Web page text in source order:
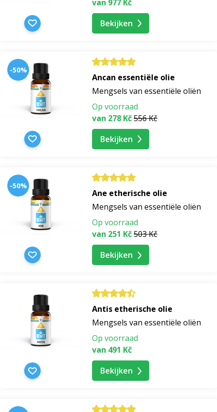
trakteer uzelf op een kop warme drank, zet de diffuser
aan met uw favoriete geur en geniet van het
van aanwezigheid
. Mogelijke ondersteuning bij –
van 977 Kč
Bekijken
-50%
Ancan essentiële olie
Mengsels van essentiële oliën
Op voorraad
van 278 Kč556 Kč
Bekijken
-50%
Ane etherische olie
Mengsels van essentiële oliën
Op voorraad
van 251 Kč503 Kč
Bekijken
Antis etherische olie
Mengsels van essentiële oliën
Op voorraad
van 491 Kč
Bekijken